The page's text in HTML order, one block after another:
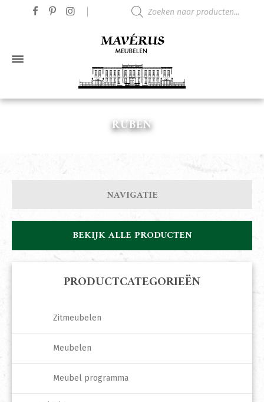
RUBEN
NAVIGATIE
BEKIJK ALLE PRODUCTEN
PRODUCTCATEGORIEËN
Zitmeubelen
Meubelen
Meubel programma